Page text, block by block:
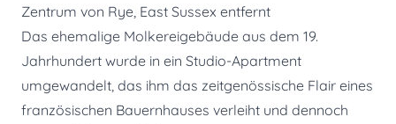
Zentrum von Rye, East Sussex entfernt
Das ehemalige Molkereigebäude aus dem 19.
Jahrhundert wurde in ein Studio-Apartment
umgewandelt, das ihm das zeitgenössische Flair eines
französischen Bauernhauses verleiht und dennoch